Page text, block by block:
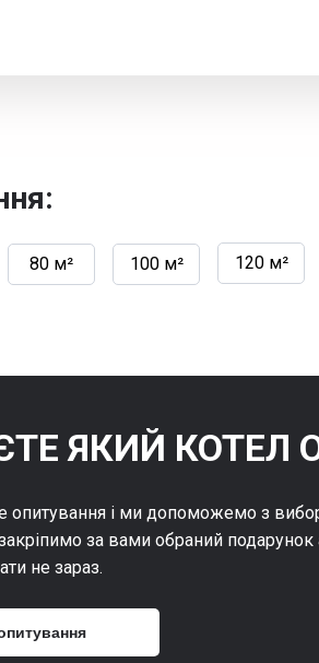
80 м² 100 м² 120 м²
ЯКИЙ КОТЕЛ
опитування і ми допоможемо з
за вами обраний
не зараз.